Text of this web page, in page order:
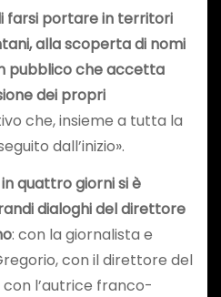
farsi portare in territori
alla scoperta di nomi
pubblico che accetta
dei propri
che, insieme a tutta la
dall’inizio».
quattro giorni si è
dialoghi del direttore
: con la giornalista e
con il direttore del
l’autrice franco-